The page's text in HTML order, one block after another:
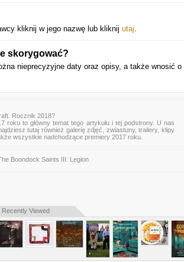
kliknij w jego nazwę lub kliknij utaj.
skorygować?
nieprecyzyjne daty oraz opisy, a także wnosić o
Rocznik 2018?
roku to główny temat tego artykułu i tej podstrony. U nas
tutaj również galerię zdjęć, zwiastuny, trailery, klipy
wszystkie nadchodzące premiery 2017 roku.
Boondock Saints III: Legion
Recently Viewed